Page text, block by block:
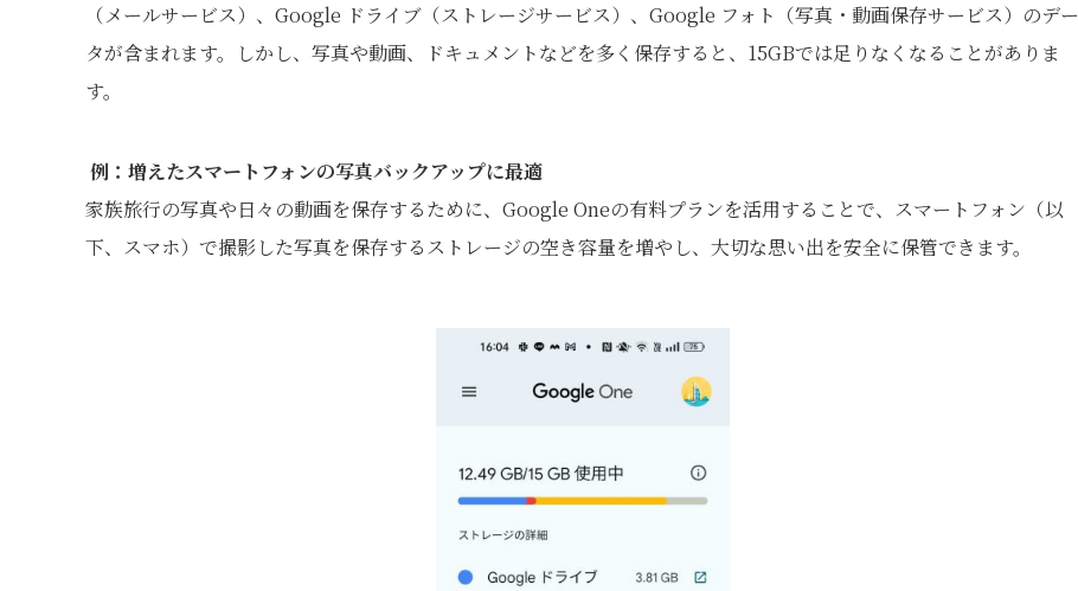
（メールサービス）、Google ドライブ（ストレージサービス）、Google フォト（写真・動画保存サービス）のデー
タが含まれます。しかし、写真や動画、ドキュメントなどを多く保存すると、15GBでは足りなくなることがありま
す。
例：増えたスマートフォンの写真バックアップに最適
家族旅行の写真や日々の動画を保存するために、Google Oneの有料プランを活用することで、スマートフォン（以
下、スマホ）で撮影した写真を保存するストレージの空き容量を増やし、大切な思い出を安全に保管できます。